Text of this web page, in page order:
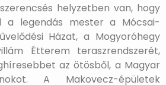
helyzetben van, hogy
legendás mester a Mócsai-
Házat, a Mogyoróhegy
Étterem teraszrendszerét,
az ötösből, a Magyar
A Makovecz-épületek